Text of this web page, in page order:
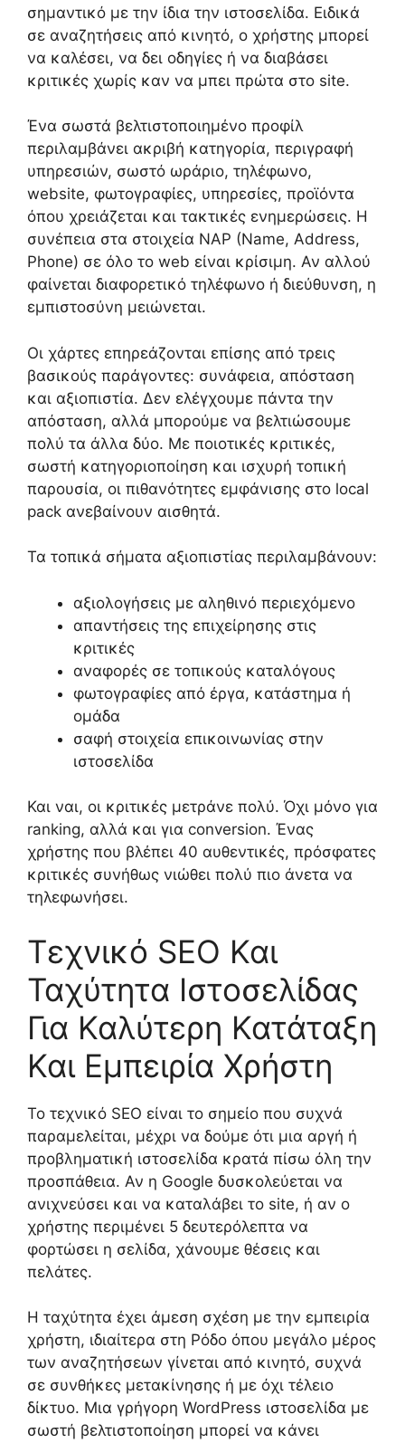
σημαντικό με την ίδια την ιστοσελίδα. Ειδικά
σε αναζητήσεις από κινητό, ο χρήστης μπορεί
να καλέσει, να δει οδηγίες ή να διαβάσει
κριτικές χωρίς καν να μπει πρώτα στο site.
Ένα σωστά βελτιστοποιημένο προφίλ
περιλαμβάνει ακριβή κατηγορία, περιγραφή
υπηρεσιών, σωστό ωράριο, τηλέφωνο,
website, φωτογραφίες, υπηρεσίες, προϊόντα
όπου χρειάζεται και τακτικές ενημερώσεις. Η
συνέπεια στα στοιχεία NAP (Name, Address,
Phone) σε όλο το web είναι κρίσιμη. Αν αλλού
φαίνεται διαφορετικό τηλέφωνο ή διεύθυνση, η
εμπιστοσύνη μειώνεται.
Οι χάρτες επηρεάζονται επίσης από τρεις
βασικούς παράγοντες: συνάφεια, απόσταση
και αξιοπιστία. Δεν ελέγχουμε πάντα την
απόσταση, αλλά μπορούμε να βελτιώσουμε
πολύ τα άλλα δύο. Με ποιοτικές κριτικές,
σωστή κατηγοριοποίηση και ισχυρή τοπική
παρουσία, οι πιθανότητες εμφάνισης στο local
pack ανεβαίνουν αισθητά.
Τα τοπικά σήματα αξιοπιστίας περιλαμβάνουν:
αξιολογήσεις με αληθινό περιεχόμενο
απαντήσεις της επιχείρησης στις
κριτικές
αναφορές σε τοπικούς καταλόγους
φωτογραφίες από έργα, κατάστημα ή
ομάδα
σαφή στοιχεία επικοινωνίας στην
ιστοσελίδα
Και ναι, οι κριτικές μετράνε πολύ. Όχι μόνο για
ranking, αλλά και για conversion. Ένας
χρήστης που βλέπει 40 αυθεντικές, πρόσφατες
κριτικές συνήθως νιώθει πολύ πιο άνετα να
τηλεφωνήσει.
Τεχνικό SEO Και
Ταχύτητα Ιστοσελίδας
Για Καλύτερη Κατάταξη
Και Εμπειρία Χρήστη
Το τεχνικό SEO είναι το σημείο που συχνά
παραμελείται, μέχρι να δούμε ότι μια αργή ή
προβληματική ιστοσελίδα κρατά πίσω όλη την
προσπάθεια. Αν η Google δυσκολεύεται να
ανιχνεύσει και να καταλάβει το site, ή αν ο
χρήστης περιμένει 5 δευτερόλεπτα να
φορτώσει η σελίδα, χάνουμε θέσεις και
πελάτες.
Η ταχύτητα έχει άμεση σχέση με την εμπειρία
χρήστη, ιδιαίτερα στη Ρόδο όπου μεγάλο μέρος
των αναζητήσεων γίνεται από κινητό, συχνά
σε συνθήκες μετακίνησης ή με όχι τέλειο
δίκτυο. Μια γρήγορη WordPress ιστοσελίδα με
σωστή βελτιστοποίηση μπορεί να κάνει